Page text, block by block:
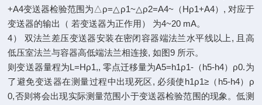
+A4变送器检验范围为△ρ=△ρ1~△ρ2=A4~（Hρ1+A4）, 对应于
变送器的输出（ 若变送器为正作用） 为4~20 mA。
4） 双法兰差压变送器安装在密闭容器端法兰水平线以上, 且高
低压室法兰与容器高低端法兰相连接, 如图9 所示。
则变送器量程为L=Hρ1,, 零点迁移量为A5=h1ρ1-（h5-h4）ρ0.为
了避免变送器在测量过程中出现死区, 必须使h1ρ1≥（h5-h4）ρ
0,否则将会出现实际测量范围小于变送器检验范围的现象。低测